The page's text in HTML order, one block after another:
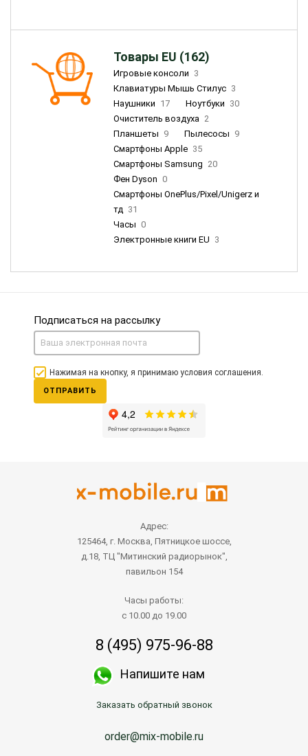
Товары EU (162)
Игровые консоли 3
Клавиатуры Мышь Стилус 3
Наушники 17 Ноутбуки 30
Очиститель воздуха 2
Планшеты 9 Пылесосы 9
Смартфоны Apple 35
Смартфоны Samsung 20
Фен Dyson 0
Смартфоны OnePlus/Pixel/Unigerz и
тд 31
Часы 0
Электронные книги EU 3
Подписаться на рассылку
Нажимая на кнопку, я принимаю условия соглашения.
ОТПРАВИТЬ
Адрес:
125464, г. Москва, Пятницкое шоссе,
д.18, ТЦ "Митинский радиорынок",
павильон 154
Часы работы:
с 10.00 до 19.00
8 (495) 975-96-88
Напишите нам
Заказать обратный звонок
order@mix-mobile.ru